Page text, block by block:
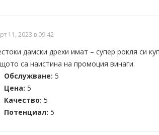
11, 2023 в 09:42
дамски дрехи имат – супер рокля си
са наистина на промоция винаги.
Обслужване:5
Цена:5
Качество:5
Потенциал:5